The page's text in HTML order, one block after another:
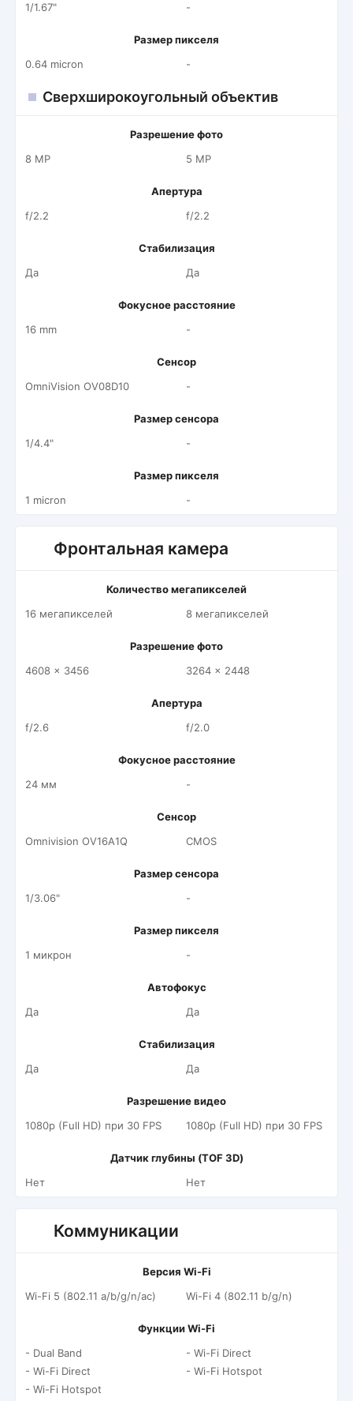
1/1.67"
-
Размер пикселя
0.64 micron
-
Сверхширокоугольный объектив
Разрешение фото
8 MP
5 MP
Апертура
f/2.2
f/2.2
Стабилизация
Да
Да
Фокусное расстояние
16 mm
-
Сенсор
OmniVision OV08D10
-
Размер сенсора
1/4.4"
-
Размер пикселя
1 micron
-
Фронтальная камера
Количество мегапикселей
16 мегапикселей
8 мегапикселей
Разрешение фото
4608 x 3456
3264 x 2448
Апертура
f/2.6
f/2.0
Фокусное расстояние
24 мм
-
Сенсор
Omnivision OV16A1Q
CMOS
Размер сенсора
1/3.06"
-
Размер пикселя
1 микрон
-
Автофокус
Да
Да
Стабилизация
Да
Да
Разрешение видео
1080p (Full HD) при 30 FPS
1080p (Full HD) при 30 FPS
Датчик глубины (TOF 3D)
Нет
Нет
Коммуникации
Версия Wi-Fi
Wi-Fi 5 (802.11 a/b/g/n/ac)
Wi-Fi 4 (802.11 b/g/n)
Функции Wi-Fi
- Dual Band
- Wi-Fi Direct
- Wi-Fi Hotspot
- Wi-Fi Direct
- Wi-Fi Hotspot